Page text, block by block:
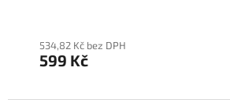
534,82 Kč bez DPH
599 Kč